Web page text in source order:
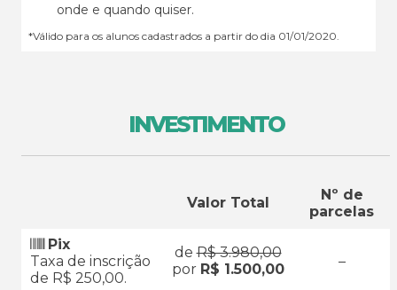
onde e quando quiser.
*Válido para os alunos cadastrados a partir do dia 01/01/2020.
INVESTIMENTO
Valor Total
Nº de
parcelas
Pix
Taxa de inscrição
de R$ 250,00.
deR$ 3.980,00
por R$ 1.500,00 –